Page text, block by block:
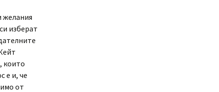
желания
изберат
които
е и, че
от